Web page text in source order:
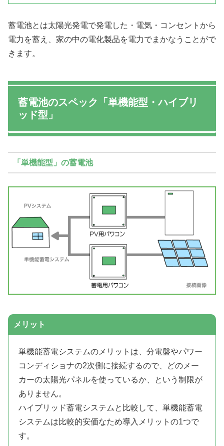
蓄電池とは太陽光発電で発電した・電気・コンセントから
電力を蓄え、家の中の電化製品を電力でまかなうことがで
きます。
蓄電池のスペック「単機能型・ハイブリ
ッド型」
「単機能型」の蓄電池
メリット
単機能蓄電システムのメリットは、分電盤やパワー
コンディショナの2次側に接続するので、どのメー
カーの太陽光パネルを使っているか、という制限が
ありません。
ハイブリッド蓄電システムと比較して、単機能蓄電
システムは比較的安価なため導入メリットの1つで
す。